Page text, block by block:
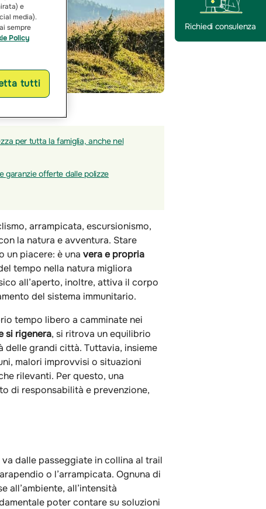
Richiedi consulenza
per tutta la famiglia, anche nel
garanzie offerte dalle polizze
arrampicata, escursionismo,
la natura e avventura. Stare
un piacere: è una vera e propria
tempo nella natura migliora
all’aperto, inoltre, attiva il corpo
del sistema immunitario.
tempo libero a camminate nei
si rigenera, si ritrova un equilibrio
grandi città. Tuttavia, insieme
malori improvvisi o situazioni
rilevanti. Per questo, una
di responsabilità e prevenzione,
dalle passeggiate in collina al trail
o l’arrampicata. Ognuna di
all’ambiente, all’intensità
poter contare su soluzioni
e
media).
sempre
Policy
tutti